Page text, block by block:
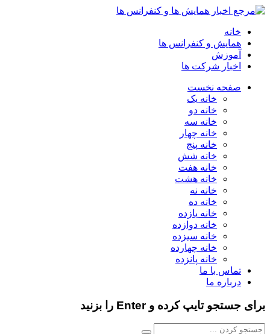
خانه
همایش و کنفرانس ها
آموزش
اخبار شرکت ها
صفحه نخست
خانه یک
خانه دو
خانه سه
خانه چهار
خانه پنج
خانه شش
خانه هفت
خانه هشت
خانه نه
خانه ده
خانه یازده
خانه دوازده
خانه سیزده
خانه چهارده
خانه پانزده
تماس با ما
درباره ما
برای جستجو تایپ کرده و Enter را بزنید